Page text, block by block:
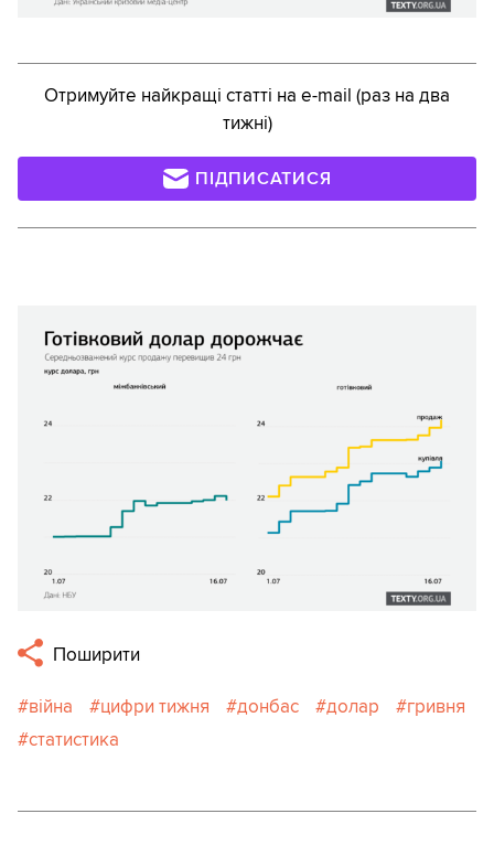
Отримуйте найкращі статті на e-mail (раз на два
тижні)
ПІДПИСАТИСЯ
Поширити
війна цифри тижня донбас долар
гривня
статистика